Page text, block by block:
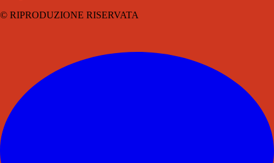
© RIPRODUZIONE RISERVATA